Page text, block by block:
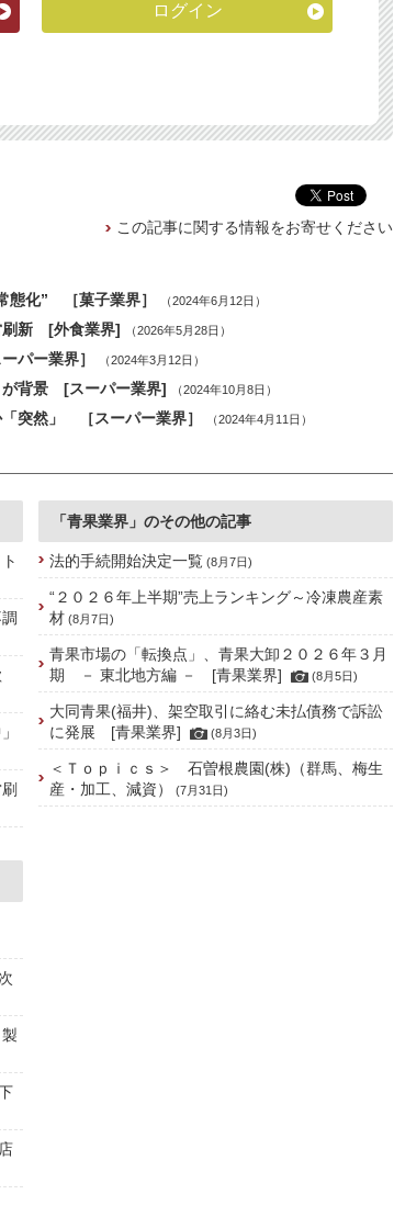
ログイン
この記事に関する情報をお寄せください
態化” ［菓子業界］ （2024年6月12日）
刷新 [外食業界] （2026年5月28日）
パー業界］ （2024年3月12日）
が背景 [スーパー業界] （2024年10月8日）
突然」 ［スーパー業界］ （2024年4月11日）
「青果業界」のその他の記事
法的手続開始決定一覧 (8月7日)
“２０２６年上半期”売上ランキング～冷凍農産素
材 (8月7日)
青果市場の「転換点」、青果大卸２０２６年３月
期 － 東北地方編 － [青果業界]
(8月5日)
大同青果(福井)、架空取引に絡む未払債務で訴訟
に発展 [青果業界]
(8月3日)
＜Ｔｏｐｉｃｓ＞ 石曽根農園(株)（群馬、梅生
産・加工、減資）
(7月31日)